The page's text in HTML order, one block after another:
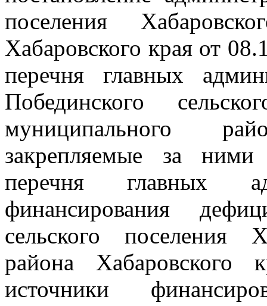
поселения
Хабаровского края от
перечня главных
Побединского
муниципального
закрепляемые за
перечня главных
финансирования
сельского поселения
района Хабаровского
источники